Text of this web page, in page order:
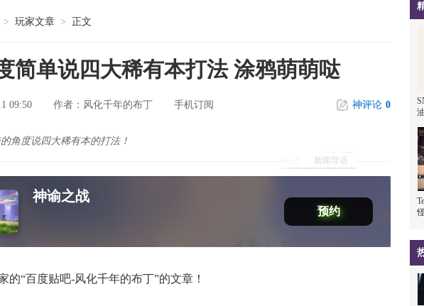
> 玩家文章 > 正文
简单说四大稀有本打法 涂鸦萌萌哒
09:50 作者： 风化千年的布丁 手机订阅 神评论 0
新闻导语
角度说四大稀有本的打法！
神谕之战
预约
的“百度贴吧-风化千年的布丁”的文章！